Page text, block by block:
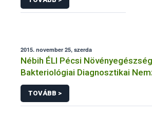
2015. november 25, szerda
Nébih ÉLI Pécsi
Bakteriológiai Diagnosztikai
Laboratórium
TOVÁBB >